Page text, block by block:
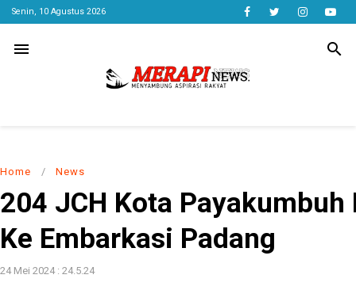
Senin, 10 Agustus 2026
menu search
Home / News
204 JCH Kota
Ke Embarkasi Padang
24 Mei 2024 : 24.5.24